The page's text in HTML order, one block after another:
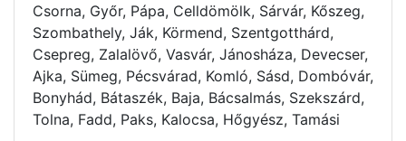
Csorna, Győr, Pápa, Celldömölk, Sárvár, Kőszeg,
Szombathely, Ják, Körmend, Szentgotthárd,
Csepreg, Zalalövő, Vasvár, Jánosháza, Devecser,
Ajka, Sümeg, Pécsvárad, Komló, Sásd, Dombóvár,
Bonyhád, Bátaszék, Baja, Bácsalmás, Szekszárd,
Tolna, Fadd, Paks, Kalocsa, Hőgyész, Tamási